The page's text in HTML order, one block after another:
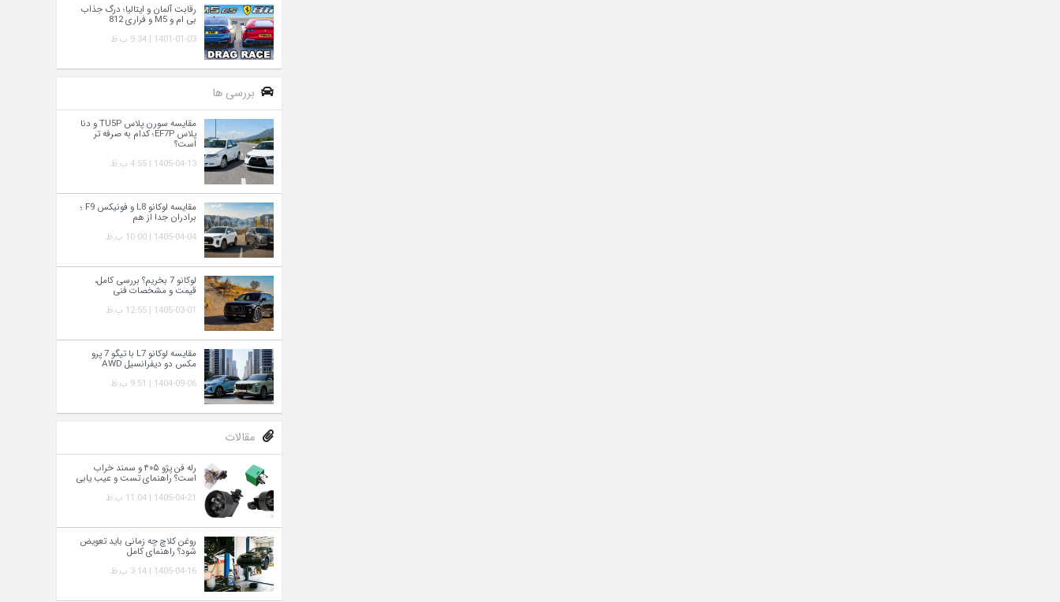
رقابت آلمان و ایتالیا؛ درگ جذاب
بی ام و M5 و فراری 812
1401-01-03 | 9:34 ب.ظ
بررسی ها
مقایسه سورن پلاس TU5P و دنا
پلاس EF7P؛ کدام به‌ صرفه‌ تر
است؟
1405-04-13 | 4:55 ب.ظ
مقایسه لوکانو L8 و فونیکس F9 ؛
برادران جدا از هم
1405-04-04 | 10:00 ب.ظ
لوکانو 7 بخریم؟ بررسی کامل،
قیمت و مشخصات فنی
1405-03-01 | 12:55 ب.ظ
مقایسه لوکانو L7 با تیگو 7 پرو
مکس دو دیفرانسیل AWD
1404-09-06 | 9:51 ب.ظ
مقالات
رله فن پژو ۴۰۵ و سمند خراب
است؟ راهنمای تست و عیب‌ یابی
1405-04-21 | 11:04 ب.ظ
روغن کلاچ چه زمانی باید تعویض
شود؟ راهنمای کامل
1405-04-16 | 3:14 ب.ظ